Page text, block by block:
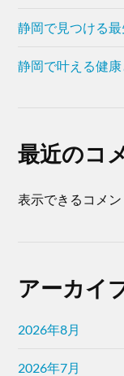
静岡で見つける
静岡で叶える健
最近のコ
表示できるコメン
アーカイ
2026年8月
2026年7月